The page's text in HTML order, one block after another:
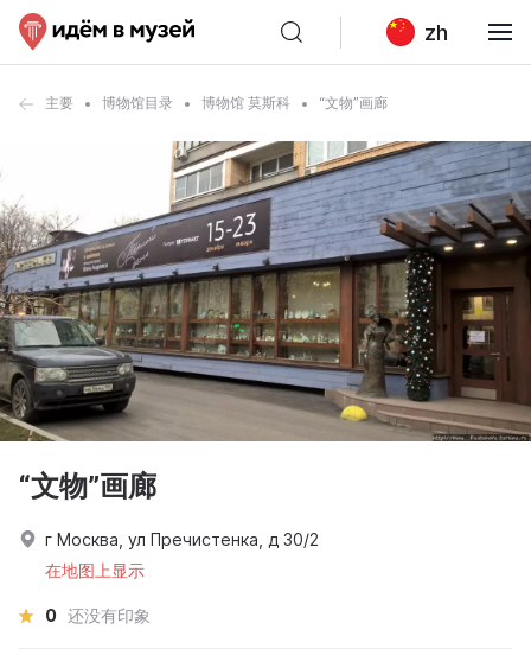
zh
主要 博物馆目录 博物馆 莫斯科 “文物”画廊
“文物”画廊
г Москва, ул Пречистенка, д 30/2
在地图上显示
0 还没有印象